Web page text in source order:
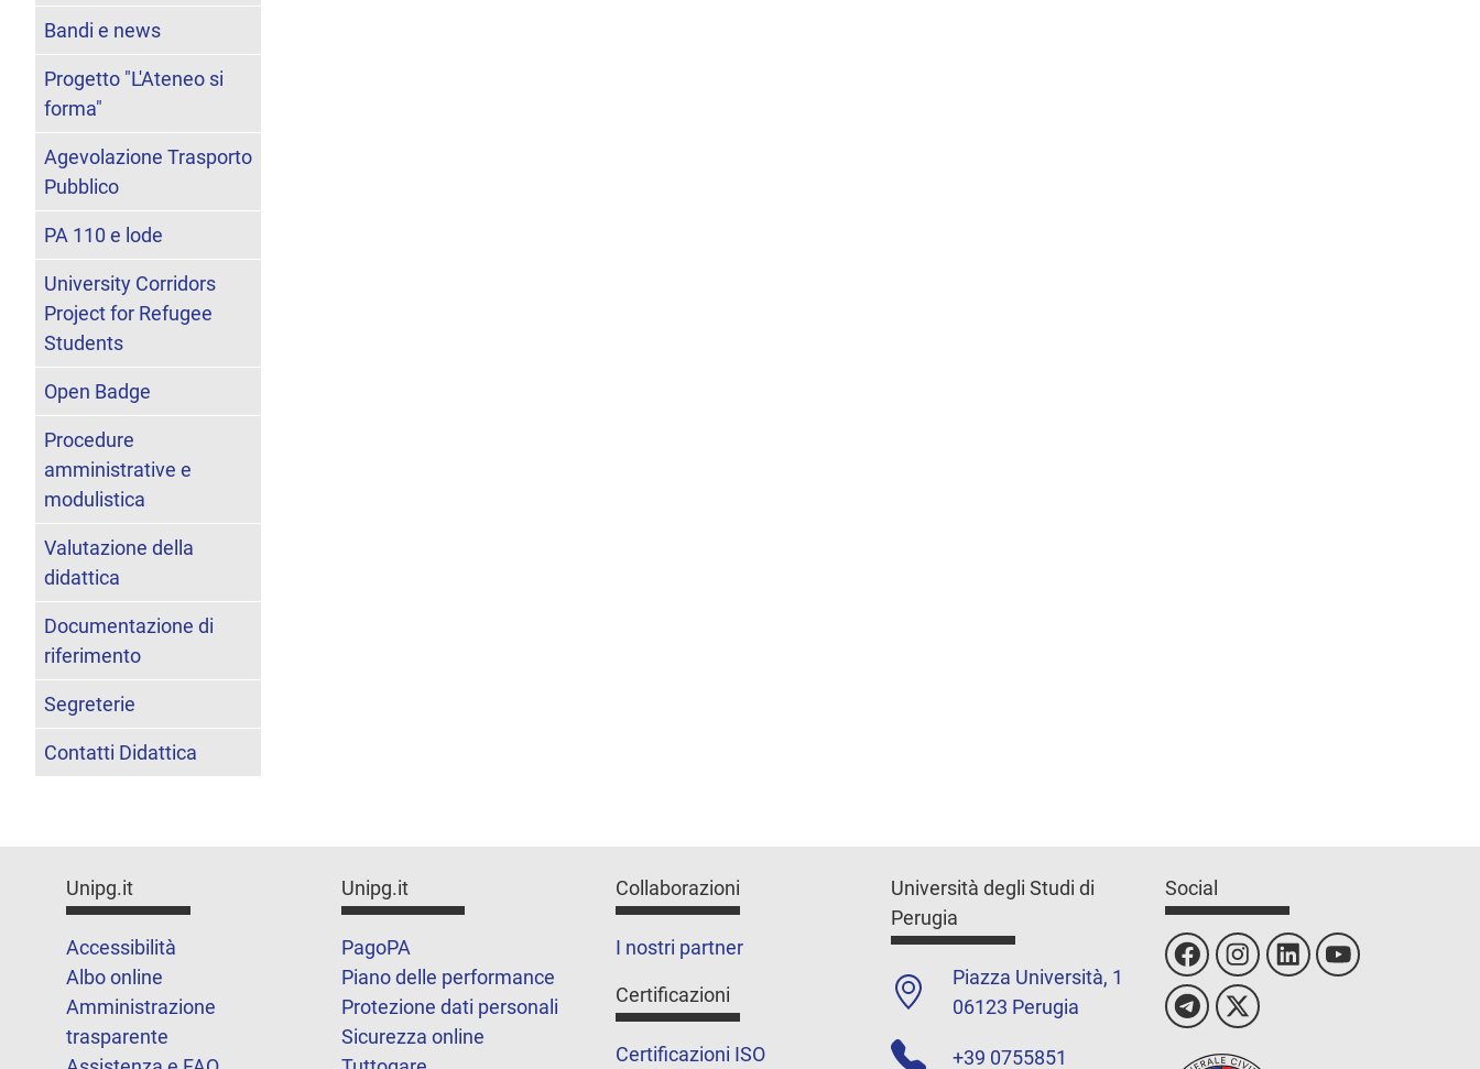
Bandi e news
Progetto "L'Ateneo si
forma"
Agevolazione Trasporto
Pubblico
PA 110 e lode
University Corridors
Project for Refugee
Students
Open Badge
Procedure
amministrative e
modulistica
Valutazione della
didattica
Documentazione di
riferimento
Segreterie
Contatti Didattica
Unipg.it
Accessibilità
Albo online
Amministrazione
trasparente
Unipg.it
PagoPA
Piano delle performance
Protezione dati personali
Sicurezza online
Collaborazioni
I nostri partner
Certificazioni
Certificazioni ISO
Università degli Studi di
Perugia
Piazza Università, 1
06123 Perugia
+39 0755851
Social